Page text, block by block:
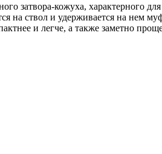
затвора-кожуха, характерного
ствол и удерживается на нем
и легче, а также заметно